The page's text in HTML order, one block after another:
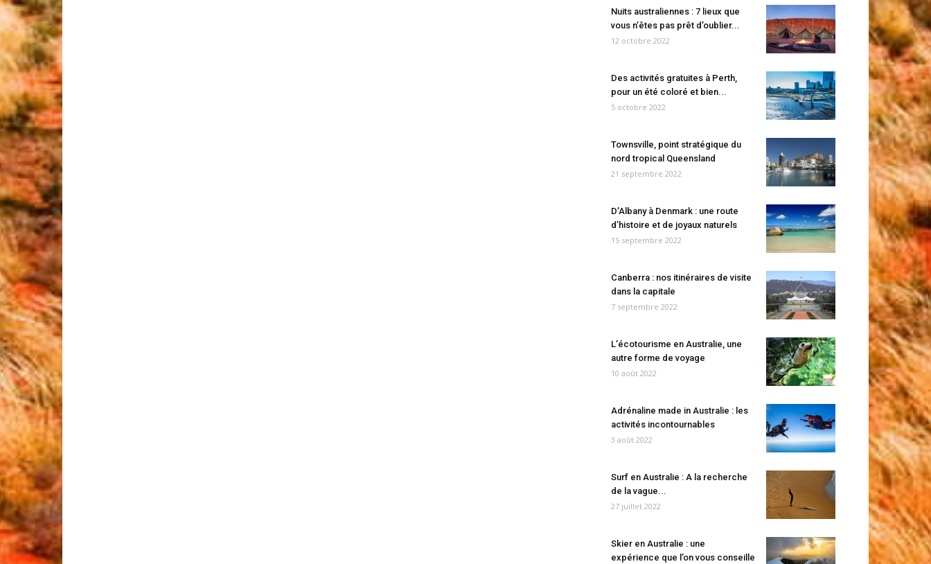
Nuits australiennes : 7 lieux que
vous n’êtes pas prêt d’oublier...
12 octobre 2022
Des activités gratuites à Perth,
pour un été coloré et bien...
5 octobre 2022
Townsville, point stratégique du
nord tropical Queensland
21 septembre 2022
D’Albany à Denmark : une route
d’histoire et de joyaux naturels
15 septembre 2022
Canberra : nos itinéraires de visite
dans la capitale
7 septembre 2022
L’écotourisme en Australie, une
autre forme de voyage
10 août 2022
Adrénaline made in Australie : les
activités incontournables
3 août 2022
Surf en Australie : A la recherche
de la vague...
27 juillet 2022
Skier en Australie : une
expérience que l’on vous conseille